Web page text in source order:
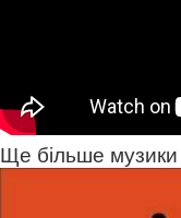
Ще більше музики